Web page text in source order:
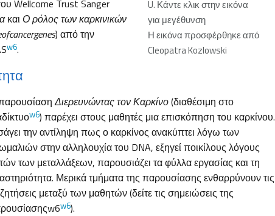
U. Κάντε κλικ στην εικόνα
για μεγέθυνση
Η εικόνα προσφέρθηκε από
Cleopatra Kozlowski
Wellcome Trust Sanger
και Ο ρόλος των καρκινικών
ofcancergenes) από την
w6.
Διερευνώντας τον Καρκίνο(διαθέσιμη στο
w6) παρέχει στους μαθητές μια επισκόπηση του καρκίνου.
την αντίληψη πως ο καρκίνος ανακύπτει λόγω των
στην αλληλουχία του DNA, εξηγεί ποικίλους λόγους
των μεταλλάξεων, παρουσιάζει τα φύλλα εργασίας και τη
Μερικά τμήματα της παρουσίασης ενθαρρύνουν τις
μεταξύ των μαθητών (δείτε τις σημειώσεις της
w6).